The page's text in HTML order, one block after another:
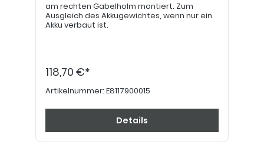
am rechten Gabelholm montiert. Zum
Ausgleich des Akkugewichtes, wenn nur ein
Akku verbaut ist.
118,70 €*
Artikelnummer: E8117900015
Details